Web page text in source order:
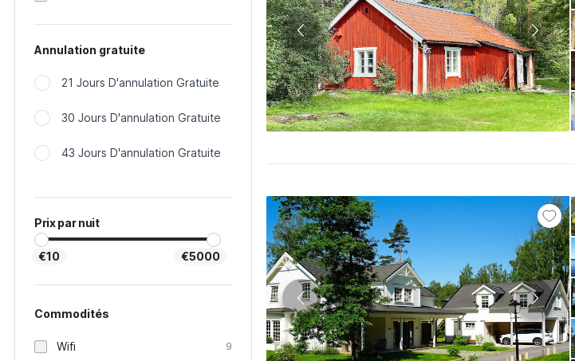
Annulation gratuite
21 Jours D'annulation Gratuite
30 Jours D'annulation Gratuite
43 Jours D'annulation Gratuite
Prix par nuit
€10 €5000
Commodités
Wifi 9